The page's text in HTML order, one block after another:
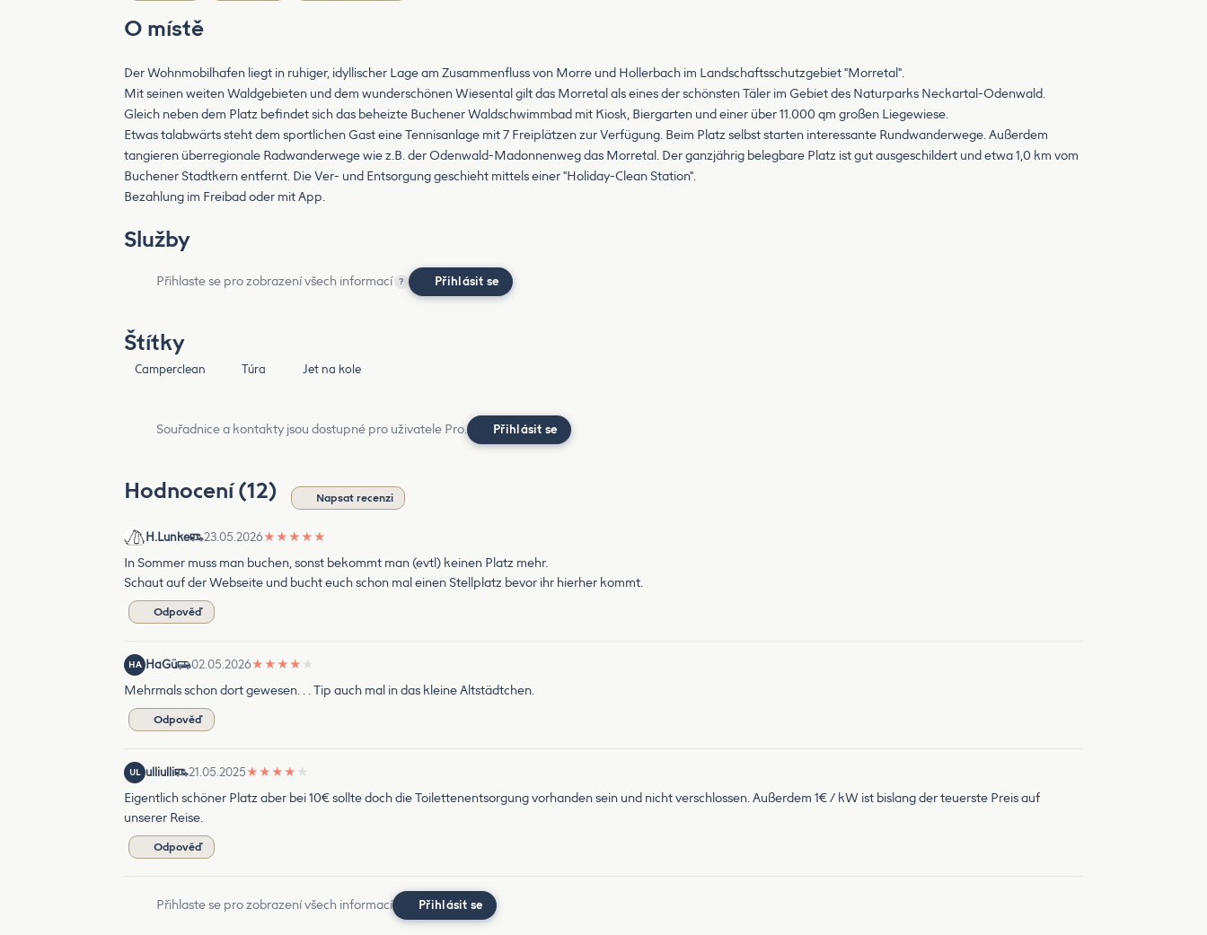
O místě
Der Wohnmobilhafen liegt in ruhiger, idyllischer Lage am Zusammenfluss von Morre und Hollerbach im Landschaftsschutzgebiet "Morretal".
Mit seinen weiten Waldgebieten und dem wunderschönen Wiesental gilt das Morretal als eines der schönsten Täler im Gebiet des Naturparks Neckartal-Odenwald.
Gleich neben dem Platz befindet sich das beheizte Buchener Waldschwimmbad mit Kiosk, Biergarten und einer über 11.000 qm großen Liegewiese.
Etwas talabwärts steht dem sportlichen Gast eine Tennisanlage mit 7 Freiplätzen zur Verfügung. Beim Platz selbst starten interessante Rundwanderwege. Außerdem
tangieren überregionale Radwanderwege wie z.B. der Odenwald-Madonnenweg das Morretal. Der ganzjährig belegbare Platz ist gut ausgeschildert und etwa 1,0 km vom
Buchener Stadtkern entfernt. Die Ver- und Entsorgung geschieht mittels einer "Holiday-Clean Station".
Bezahlung im Freibad oder mit App.
Služby
Přihlaste se pro zobrazení všech informací ? Přihlásit se
Štítky
Camperclean Túra Jet na kole
Souřadnice a kontakty jsou dostupné pro uživatele Pro. Přihlásit se
Hodnocení (12) Napsat recenzi
H.Lunke 23.05.2026★ ★ ★ ★ ★
In Sommer muss man buchen, sonst bekommt man (evtl) keinen Platz mehr.
Schaut auf der Webseite und bucht euch schon mal einen Stellplatz bevor ihr hierher kommt.
Odpověď
HA HaGü 02.05.2026★ ★ ★ ★ ★
Mehrmals schon dort gewesen. . . Tip auch mal in das kleine Altstädtchen.
Odpověď
UL ulliulli 21.05.2025★ ★ ★ ★ ★
Eigentlich schöner Platz aber bei 10€ sollte doch die Toilettenentsorgung vorhanden sein und nicht verschlossen. Außerdem 1€ / kW ist bislang der teuerste Preis auf
unserer Reise.
Odpověď
Přihlaste se pro zobrazení všech informací Přihlásit se